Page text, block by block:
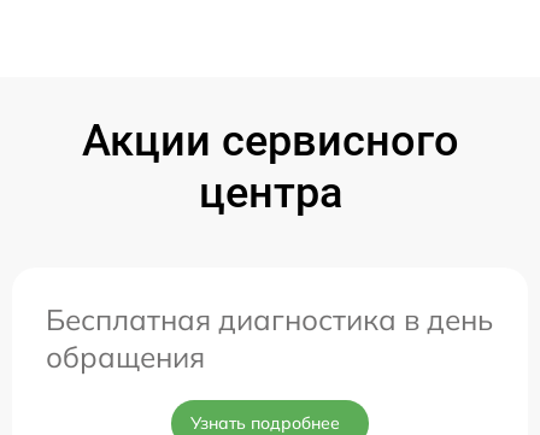
Акции сервисного
центра
Бесплатная диагностика в день
обращения
Узнать подробнее